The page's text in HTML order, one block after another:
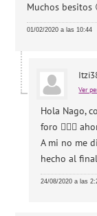
Muchos besitos
01/02/2020 a las 10:44
Ver
Hola Nago,
foro 🤦🏼‍♀️
A mi no me
hecho al
24/08/2020 a las